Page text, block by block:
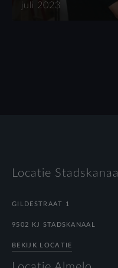
juli 2023
Locatie Stadskanaal
GILDESTRAAT 1
9502 KJ STADSKANAAL
BEKIJK LOCATIE